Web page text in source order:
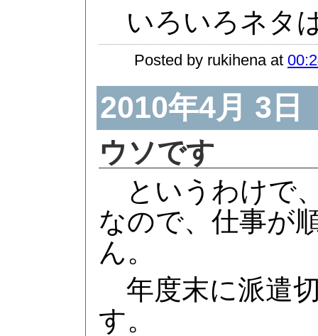
いろいろネタ
Posted by rukihena at
2010年4月 3日
ウソです
というわけで
なので、仕事が
ん。
年度末に派遣
す。